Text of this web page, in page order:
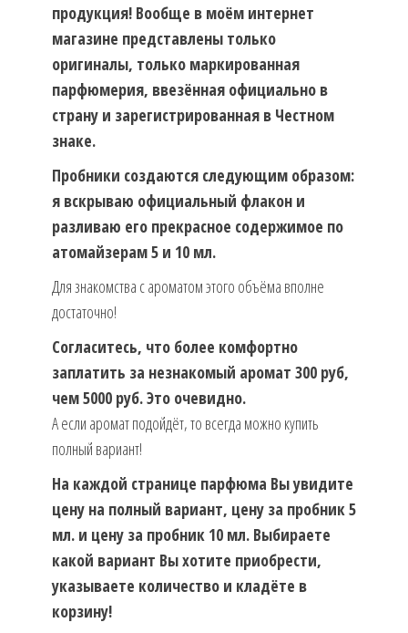
продукция! Вообще в моём интернет
магазине представлены только
оригиналы, только маркированная
парфюмерия, ввезённая официально в
страну и зарегистрированная в Честном
знаке.
Пробники создаются следующим образом:
я вскрываю официальный флакон и
разливаю его прекрасное содержимое по
атомайзерам 5 и 10 мл.
Для знакомства с ароматом этого объёма вполне
достаточно!
Согласитесь, что более комфортно
заплатить за незнакомый аромат 300 руб,
чем 5000 руб. Это очевидно.
А если аромат подойдёт, то всегда можно купить
полный вариант!
На каждой странице парфюма Вы увидите
цену на полный вариант, цену за пробник 5
мл. и цену за пробник 10 мл. Выбираете
какой вариант Вы хотите приобрести,
указываете количество и кладёте в
корзину!